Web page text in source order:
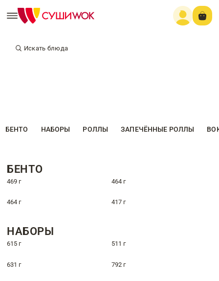
Искать блюда
БЕНТО НАБОРЫ РОЛЛЫ ЗАПЕЧЁННЫЕ РОЛЛЫ
БЕНТО
469 г 464 г
464 г 417 г
НАБОРЫ
615 г 511 г
631 г 792 г